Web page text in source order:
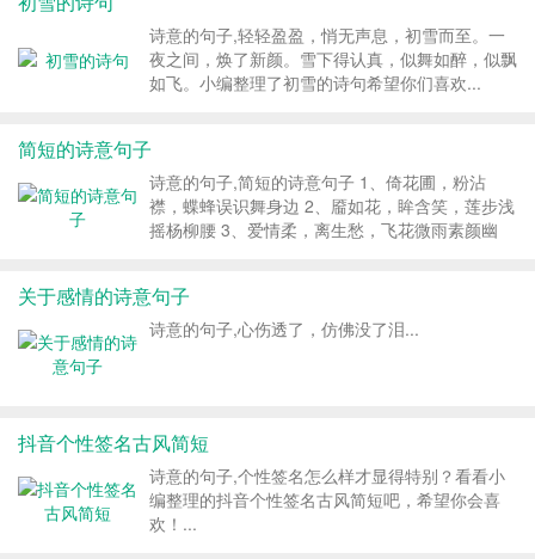
诗意的句子,轻轻盈盈，悄无声息，初雪而至。一
夜之间，焕了新颜。雪下得认真，似舞如醉，似飘
如飞。小编整理了初雪的诗句希望你们喜欢...
简短的诗意句子
诗意的句子,简短的诗意句子 1、倚花圃，粉沾
襟，蝶蜂误识舞身边 2、靥如花，眸含笑，莲步浅
摇杨柳腰 3、爱情柔，离生愁，飞花微雨素颜幽
临，人生难寻逆风行 7、芦苇荡，鱼虾戏，...
关于感情的诗意句子
诗意的句子,心伤透了，仿佛没了泪...
抖音个性签名古风简短
诗意的句子,个性签名怎么样才显得特别？看看小
编整理的抖音个性签名古风简短吧，希望你会喜
欢！...